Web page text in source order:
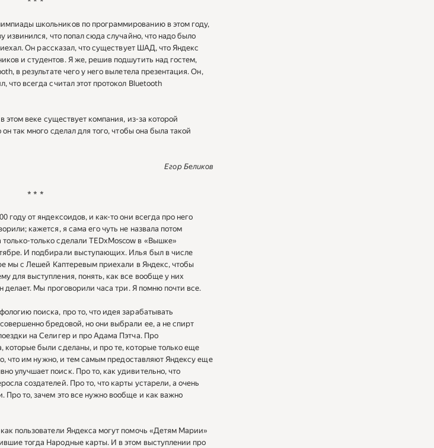
школьников по программированию в этом году,
извинился, что попал сюда случайно, что надо было
Он рассказал, что существует ШАД, что Яндекс
и студентов. Я же, решив подшутить над гостем,
в результате чего у него вылетела презентация. Он,
что всегда считал этот протокол Bluetooth
этом веке существует компания, из-за которой
так много сделал для того, чтобы она была такой
Егор Беликов
* * *
году от яндексоидов, и как-то они всегда про него
кажется, я сама его чуть не назвала потом
только сделали TEDxMoscow в «Вышке»
И подбирали выступающих. Илья был в числе
мы с Лешей Каптеревым приехали в Яндекс, чтобы
для выступления, понять, как все вообще у них
делает. Мы проговорили часа три. Я помню почти все.
поиска, про то, что идея зарабатывать
бредовой, но они выбрали ее, а не спирт
на Селигер и про Адама Пэтча. Про
были сделаны, и про те, которые только еще
что им нужно, и тем самым предоставляют Яндексу еще
улучшает поиск. Про то, как удивительно, что
создателей. Про то, что карты устарели, а очень
то, зачем это все нужно вообще и как важно
пользователи Яндекса могут помочь «Детям Марии»
тогда Народные карты. И в этом выступлении про